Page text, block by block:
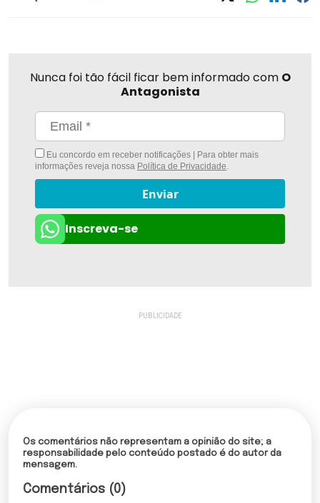
Nunca foi tão fácil ficar bem informado com O
Antagonista
Eu concordo em receber notificações | Para obter mais
informações reveja nossa Política de Privacidade.
Enviar
Inscreva-se
Os comentários não representam a opinião do site; a
responsabilidade pelo conteúdo postado é do autor da
mensagem.
Comentários (0)